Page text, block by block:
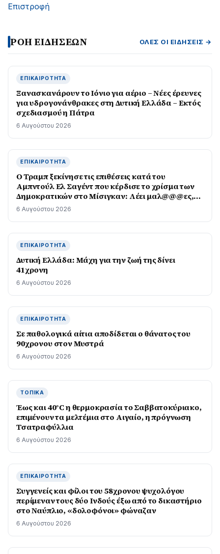
Επιστροφή
ΡΟΗ ΕΙΔΗΣΕΩΝ ΌΛΕΣ ΟΙ ΕΙΔΉΣΕΙΣ →
ΕΠΙΚΑΙΡΌΤΗΤΑ
Ξανασκανάρουν το Ιόνιο για αέριο – Νέες έρευνες
για υδρογονάνθρακες στη Δυτική Ελλάδα – Εκτός
σχεδιασμού η Πάτρα
6 Αυγούστου 2026
ΕΠΙΚΑΙΡΌΤΗΤΑ
O Τραμπ ξεκίνησε τις επιθέσεις κατά του
Αμπντούλ Ελ Σαγέντ που κέρδισε το χρίσμα των
Δημοκρατικών στο Μίσιγκαν: Λέει μαλ@@@ες,
μισεί τους Εβραίους
6 Αυγούστου 2026
ΕΠΙΚΑΙΡΌΤΗΤΑ
Δυτική Ελλάδα: Μάχη για την ζωή της δίνει
41χρονη
6 Αυγούστου 2026
ΕΠΙΚΑΙΡΌΤΗΤΑ
Σε παθολογικά αίτια αποδίδεται ο θάνατος του
90χρονου στον Μυστρά
6 Αυγούστου 2026
ΤΟΠΙΚΆ
Έως και 40°C η θερμοκρασία το Σαββατοκύριακο,
επιμένουν τα μελτέμια στο Αιγαίο, η πρόγνωση
Τσατραφύλλια
6 Αυγούστου 2026
ΕΠΙΚΑΙΡΌΤΗΤΑ
Συγγενείς και φίλοι του 58χρονου ψυχολόγου
περίμεναν τους δύο Ινδούς έξω από το δικαστήριο
στο Ναύπλιο, «δολοφόνοι» φώναζαν
6 Αυγούστου 2026